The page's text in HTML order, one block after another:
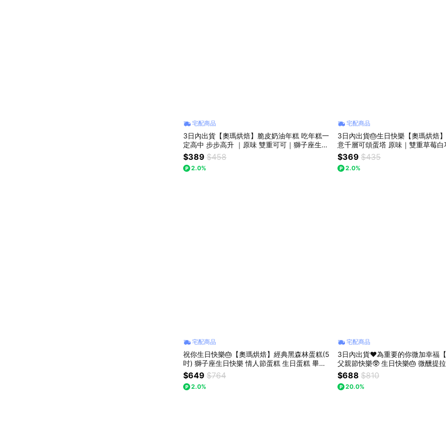
宅配商品
3日內出貨【奧瑪烘焙】脆皮奶油年糕 吃年糕一
定高中 步步高升 ｜原味 雙重可可｜獅子座生日
快樂 情人節快樂 送禮禮盒 LINE禮物獨家 韓國
爆紅 巧克力甜點
$389 $458
2.0%
宅配商品
3日內出貨🎂生日快樂【奧瑪烘焙
意千層可頌蛋塔 原味｜雙重草莓白巧｜雙重開心
果｜ LINE禮物獨家 情人節快樂 獅
送禮首選禮盒
$369 $435
2.0%
宅配商品
祝你生日快樂🎂【奧瑪烘焙】經典黑森林蛋糕(5
吋) 獅子座生日快樂 情人節蛋糕 生日蛋糕 畢業
禮物 升職禮物
$649 $764
2.0%
宅配商品
3日內出貨♥️為重要的你微加幸福【
父親節快樂🥸 生日快樂🎂 微醺提
蛋糕(4吋)＋超人氣冰心餅乾泡芙3入組 獅子
日快樂 情人節快樂 畢業禮物
$688 $810
20.0%